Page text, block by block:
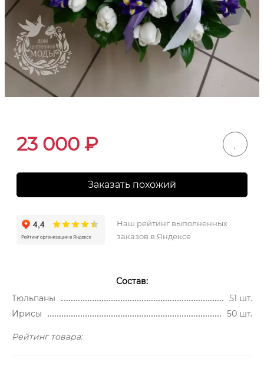
23 000 ₽
Заказать похожий
Наш рейтинг выполненных
заказов в Яндексе
Состав:
Тюльпаны
51 шт.
Ирисы
50 шт.
Рейтинг товара: